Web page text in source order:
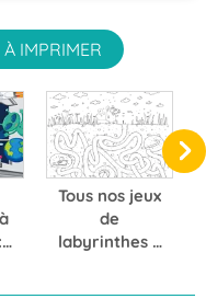
IMPRIMER
Tous nos jeux
de
labyrinthes à